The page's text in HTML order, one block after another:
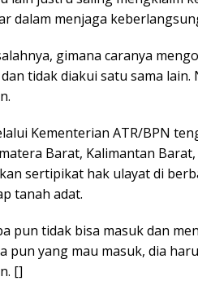
dalam menjaga
gimana caranya
tidak diakui satu sama
Kementerian ATR/BPN
Barat, Kalimantan
sertipikat hak ulayat di
tanah adat.
pun tidak bisa masuk dan
pun yang mau masuk, dia
[]